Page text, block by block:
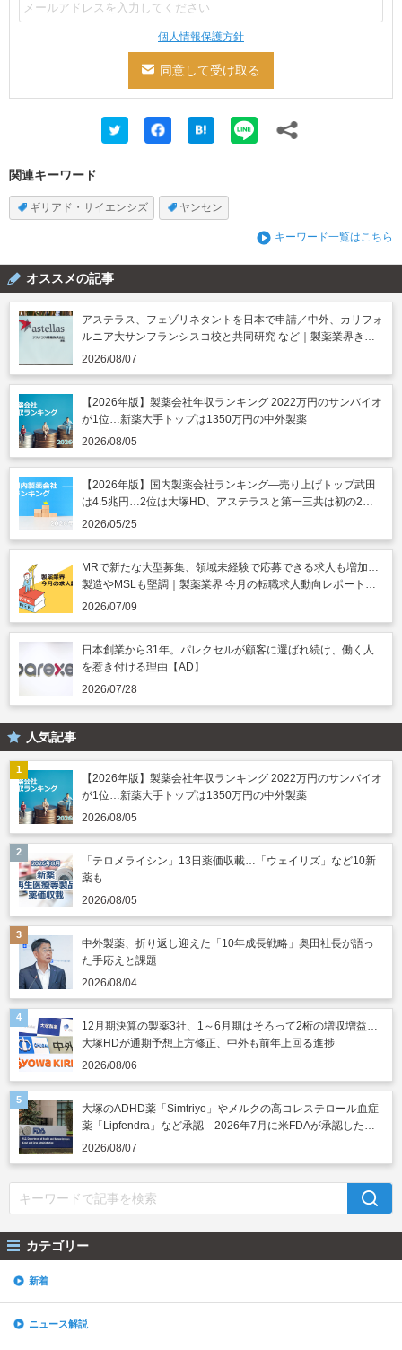
個人情報保護方針
関連キーワード
ギリアド・サイエンシズ ヤンセン
キーワード一覧はこちら
オススメの記事
アステラス、フェゾリネタントを日本で申請／中外、カリフォ
ルニア大サンフランシスコ校と共同研究 など｜製薬業界きょ
うのニュースまとめ読み（2026年8月7日）
2026/08/07
【2026年版】製薬会社年収ランキング 2022万円のサンバイオ
が1位…新薬大手トップは1350万円の中外製薬
2026/08/05
【2026年版】国内製薬会社ランキング―売り上げトップ武田
は4.5兆円…2位は大塚HD、アステラスと第一三共は初の2兆
円突破
2026/05/25
MRで新たな大型募集、領域未経験で応募できる求人も増加…
製造やMSLも堅調｜製薬業界 今月の転職求人動向レポート
（2026年7月）
2026/07/09
日本創業から31年。パレクセルが顧客に選ばれ続け、働く人
を惹き付ける理由【AD】
2026/07/28
人気記事
【2026年版】製薬会社年収ランキング 2022万円のサンバイオ
が1位…新薬大手トップは1350万円の中外製薬
2026/08/05
「テロメライシン」13日薬価収載…「ウェイリズ」など10新
薬も
2026/08/05
中外製薬、折り返し迎えた「10年成長戦略」奥田社長が語っ
た手応えと課題
2026/08/04
12月期決算の製薬3社、1～6月期はそろって2桁の増収増益…
大塚HDが通期予想上方修正、中外も前年上回る進捗
2026/08/06
大塚のADHD薬「Simtriyo」やメルクの高コレステロール血症
薬「Lipfendra」など承認―2026年7月に米FDAが承認した新
薬
2026/08/07
カテゴリー
新着
ニュース解説